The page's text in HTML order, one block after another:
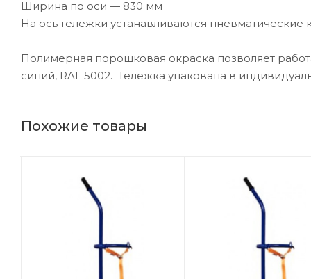
Ширина по оси — 830 мм
На ось тележки устанавливаются
Полимерная порошковая окраска позволяет
синий, RAL 5002. Тележка упакована в
Похожие товары